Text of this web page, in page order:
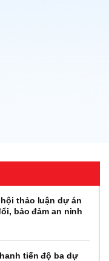
thảo luận dự án
bảo đảm an ninh
tiến độ ba dự